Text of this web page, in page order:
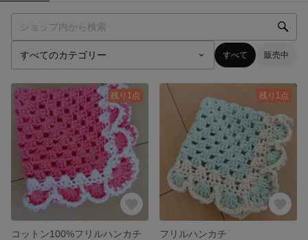
すべて 販売中
残り1点
コットン100%フリルハンカチ
残り1点
フリルハンカチ